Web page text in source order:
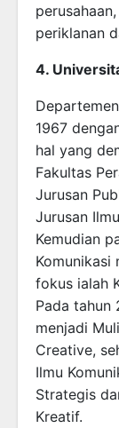
periklanan
4.
1967
hal yang
Fakultas
Jurusan
Jurusan
Kemudian
Komunikasi
fokus ialah
Pada tahun
menjadi
Creative,
Ilmu
Strategis
Kreatif.